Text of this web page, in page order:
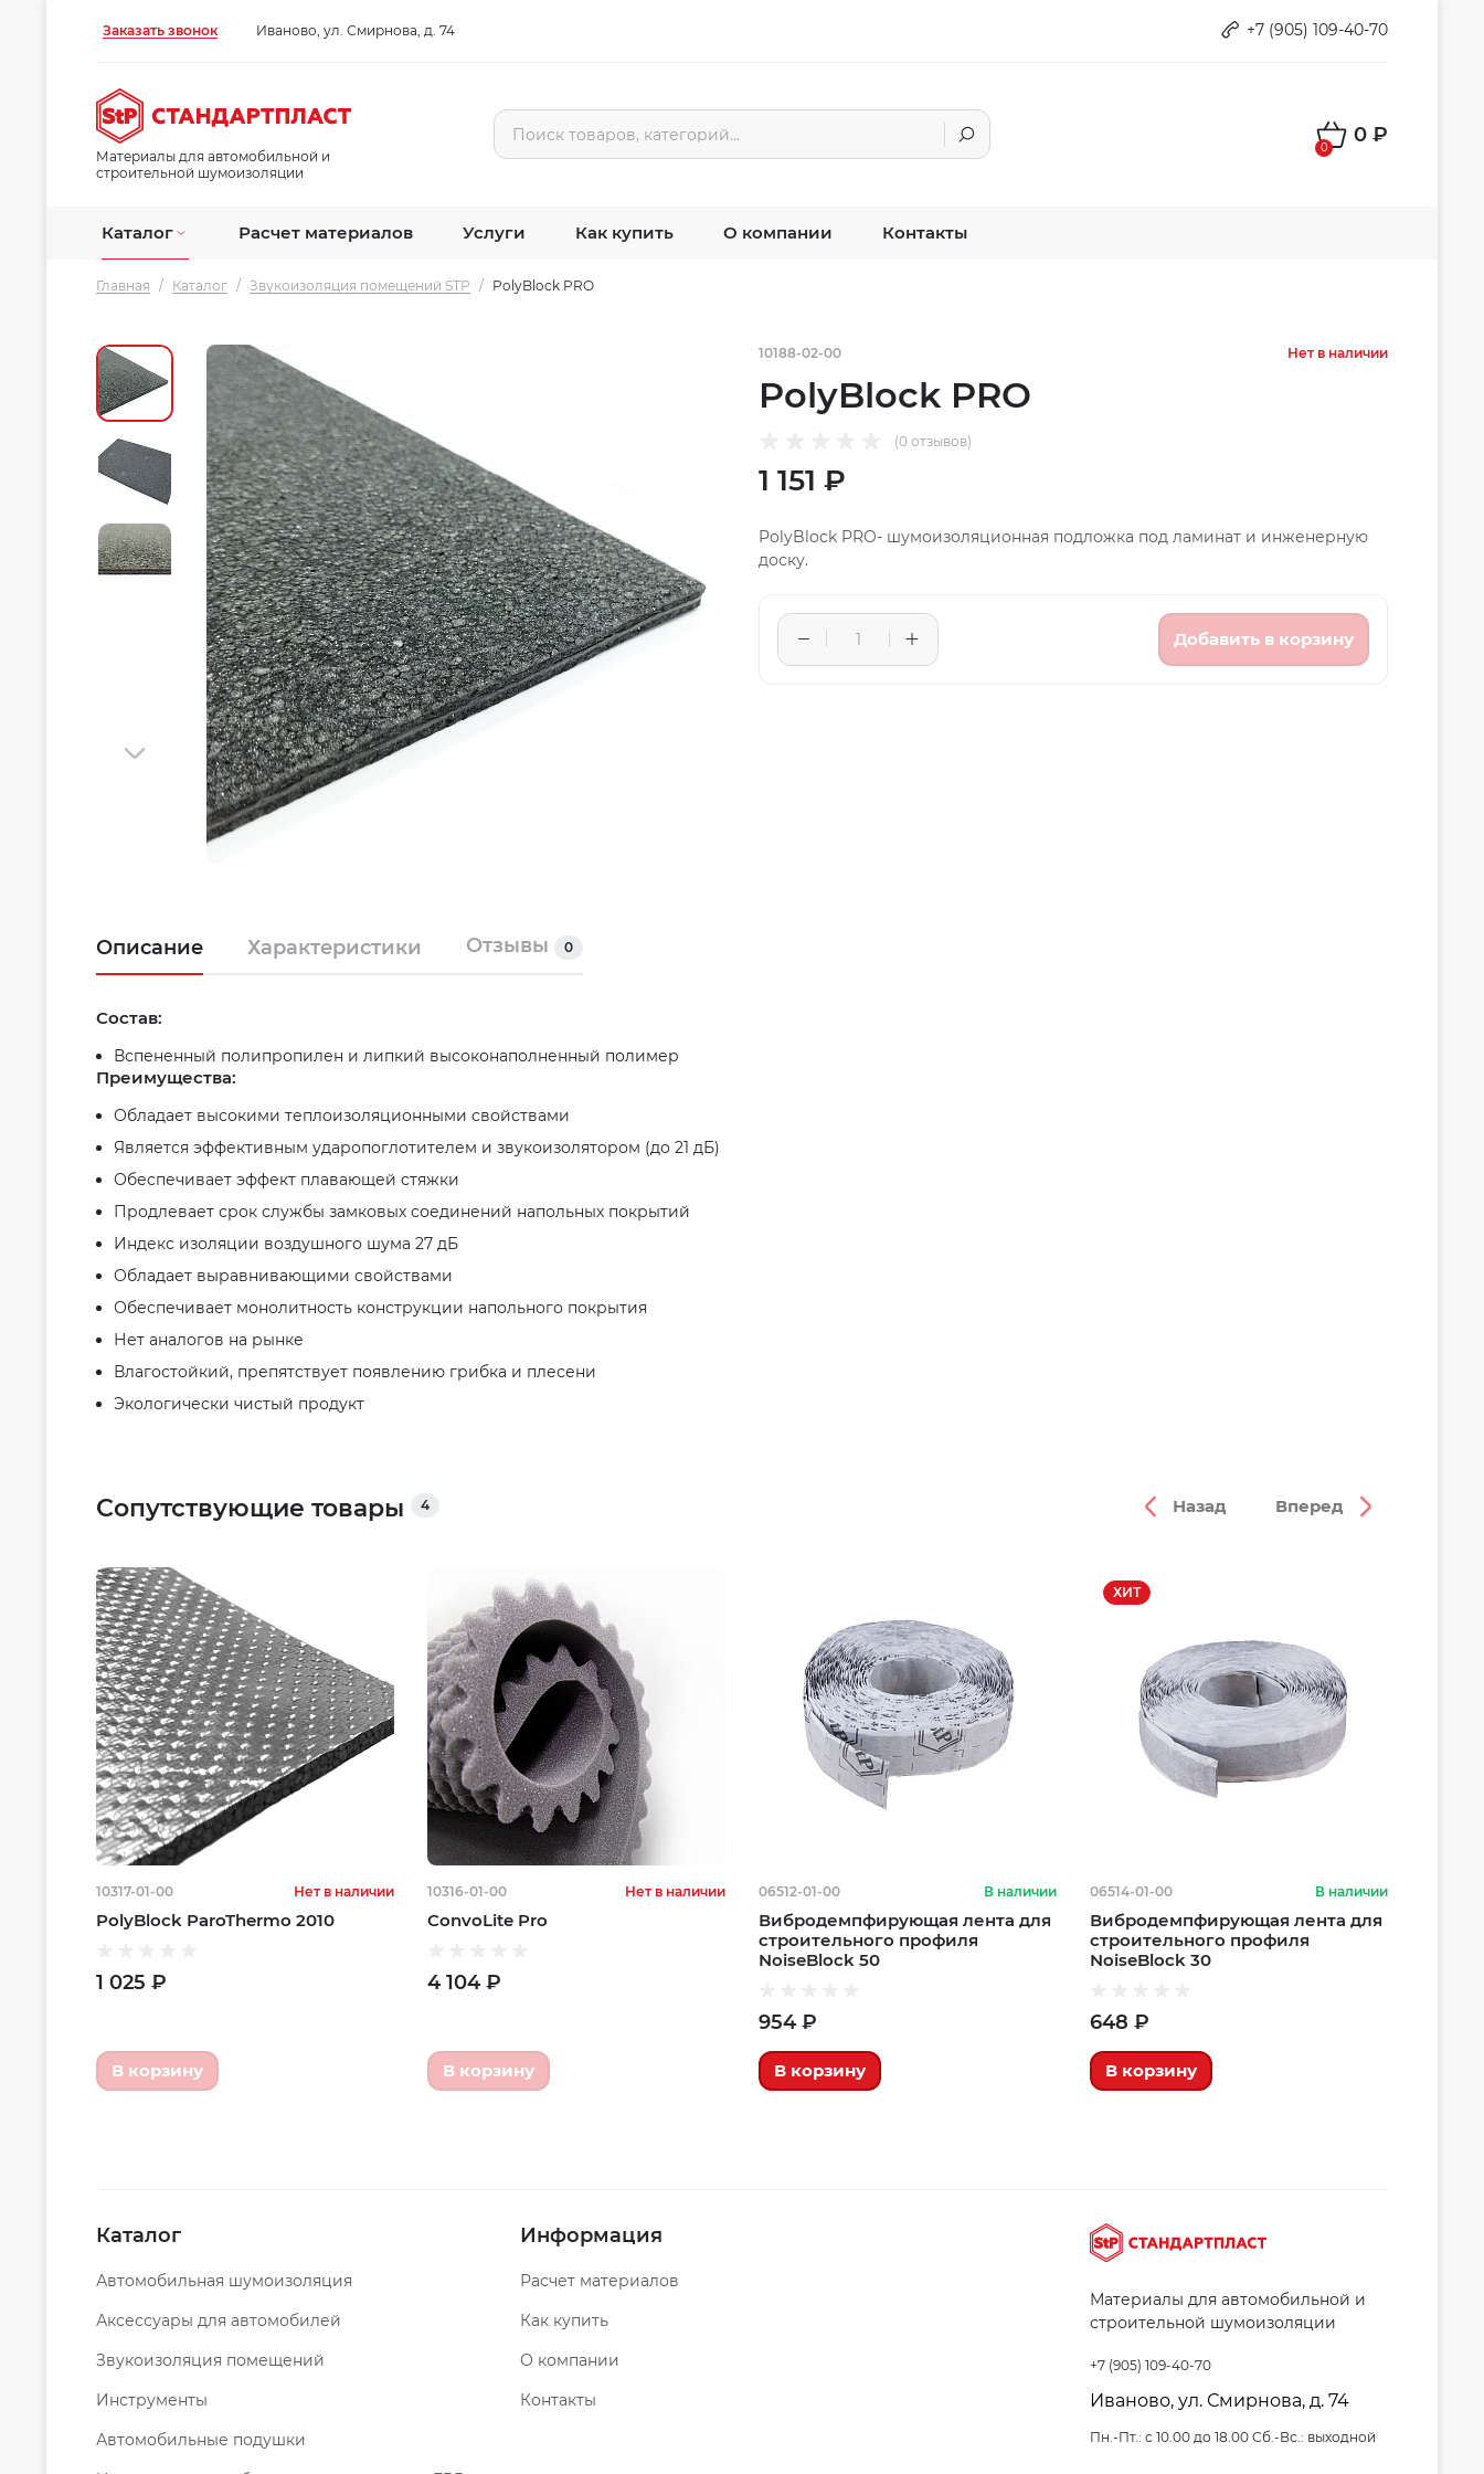
Заказать звонок Иваново, ул. Смирнова, д. 74 +7 (905) 109-40-70
Материалы для автомобильной и
строительной шумоизоляции
0
0 ₽
Каталог Расчет материалов Услуги Как купить О компании Контакты
Главная / Каталог / Звукоизоляция помещений STP / PolyBlock PRO
10188-02-00 Нет в наличии
PolyBlock PRO
(0 отзывов)
1 151 ₽
PolyBlock PRO- шумоизоляционная подложка под ламинат и инженерную
доску.
Добавить в корзину
Описание Характеристики Отзывы 0
Состав:
Вспененный полипропилен и липкий высоконаполненный полимер
Преимущества:
Обладает высокими теплоизоляционными свойствами
Является эффективным ударопоглотителем и звукоизолятором (до 21 дБ)
Обеспечивает эффект плавающей стяжки
Продлевает срок службы замковых соединений напольных покрытий
Индекс изоляции воздушного шума 27 дБ
Обладает выравнивающими свойствами
Обеспечивает монолитность конструкции напольного покрытия
Нет аналогов на рынке
Влагостойкий, препятствует появлению грибка и плесени
Экологически чистый продукт
Сопутствующие товары 4
10317-01-00 Нет в наличии
PolyBlock ParoThermo 2010
1 025 ₽
В корзину
10316-01-00 Нет в наличии
ConvoLite Pro
4 104 ₽
В корзину
06512-01-00 В наличии
Вибродемпфирующая лента для
строительного профиля
NoiseBlock 50
954 ₽
В корзину
ХИТ
06514-01-00 В наличии
Вибродемпфирующая лента для
строительного профиля
NoiseBlock 30
648 ₽
В корзину
Каталог
Автомобильная шумоизоляция
Аксессуары для автомобилей
Звукоизоляция помещений
Инструменты
Автомобильные подушки
Информация
Расчет материалов
Как купить
О компании
Контакты
Материалы для автомобильной и
строительной шумоизоляции
+7 (905) 109-40-70
Иваново, ул. Смирнова, д. 74
Пн.-Пт.: с 10.00 до 18.00 Сб.-Вс.: выходной